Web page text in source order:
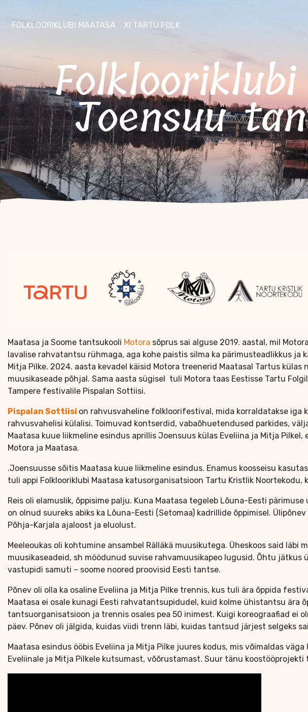
FOLKLOORIKLUBI MAATASA XI TARTU FOLK
Folklooriklubi Maatasaga külas
Joensuu
Maatasa ja Soome tantsukooli Motora sõprus sai alguse 2019. aastal, mil
lavalise rahvatantsu rühmaga, aga kohe paistis silma ka pärimusteadlikkus
Mitja Pilke. 2024. aasta kevadel käisid Motora treenerid Maatasal Tartus
muusikaseade põhjal. Sama aasta sügisel tuli Motora taas Eestisse Tartu
Tampere festivalile Pispalan Sottiisi.
Pispalan Sottiisi on rahvusvaheline folkloorifestival, mida korraldatakse iga
rahvusvahelisi külalisi. Toimuvad kontserdid, vabaõhuetendused parkides,
Maatasa kuue liikmeline esindus aprillis Joensuus külas Eveliina ja Mitja
Motora ja Maatasa.
.Joensuusse sõitis Maatasa kuue liikmeline esindus. Enamus koosseisu
tuli appi Folklooriklubi Maatasa katusorganisatsioon Tartu Kristlik
Reis oli elamuslik, õppisime palju. Kuna Maatasa tegeleb Lõuna-Eesti
on olnud suureks abiks ka Lõuna-Eesti (Setomaa) kadrillide õppimisel.
Põhja-Karjala ajaloost ja eluolust.
Meeleoukas oli kohtumine ansambel Rälläkä muusikutega. Üheskoos said
muusikaseadeid, sh möödunud suvise rahvamuusikapeo lugusid. Õhtu
vastupidi samuti – soome noored proovisid Eesti tantse.
Põnev oli olla ka osaline Eveliina ja Mitja Pilke trennis, kus tuli ära õppida
Maatasa ei osale kunagi Eesti rahvatantsupidudel, kuid kolme ühistantsu ära
tantsuorganisatsioon ja trennis osales pea 50 inimest. Kuigi koreograafiad
päev. Põnev oli jälgida, kuidas viidi trenn läbi, kuidas tantsud järjest selgeks
Maatasa esindus ööbis Eveliina ja Mitja Pilke juures kodus, mis võimaldas
Eveliinale ja Mitja Pilkele kutsumast, võõrustamast. Suur tänu